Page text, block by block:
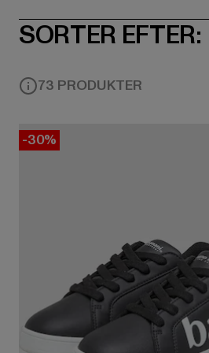
SORTER EFTER:
73 PRODUKTER
-30%